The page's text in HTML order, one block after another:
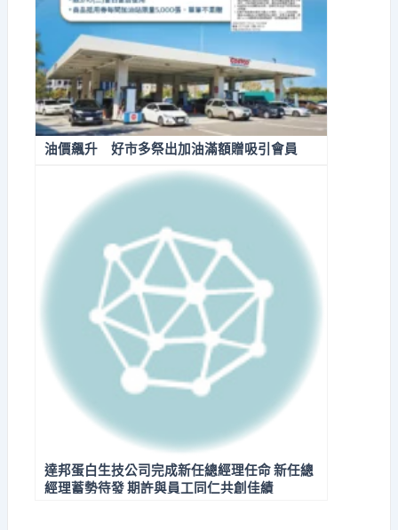
油價飆升 好市多祭出加油滿額贈吸引會員
達邦蛋白生技公司完成新任總經理任命 新任總
經理蓄勢待發 期許與員工同仁共創佳績